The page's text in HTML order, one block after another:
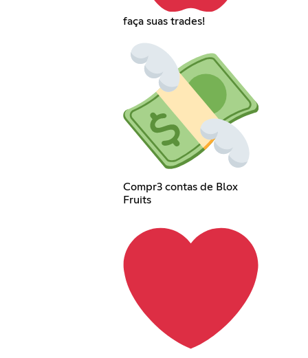
faça suas trades!
Compr3 contas de Blox
Fruits